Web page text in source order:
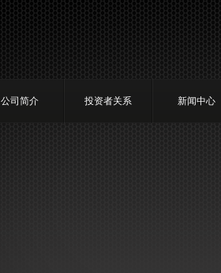
公司简介 投资者关系 新闻中心